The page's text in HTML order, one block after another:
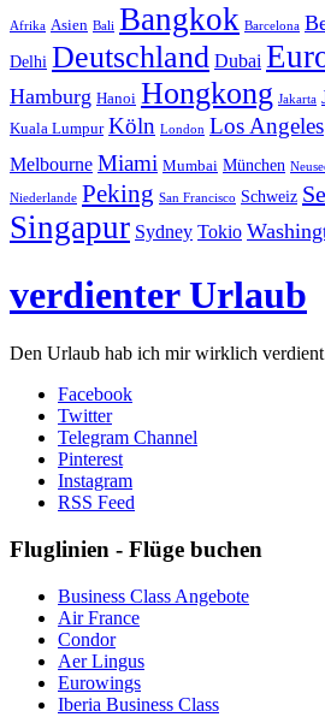
Afrika Asien Bali Bangkok Barcelona
Delhi Deutschland Dubai
Hamburg Hanoi Hongkong Jakarta
Kuala Lumpur Köln London Los Angeles
Melbourne Miami Mumbai München
Niederlande Peking San Francisco Schweiz
Singapur Sydney Tokio
verdienter Urlaub
Den Urlaub hab ich mir wirklich
Facebook
Twitter
Telegram Channel
Pinterest
Instagram
RSS Feed
Fluglinien - Flüge buchen
Business Class Angebote
Air France
Condor
Aer Lingus
Eurowings
Iberia Business Class